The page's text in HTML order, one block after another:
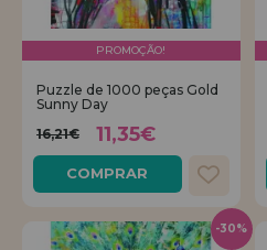
PROMOÇÃO!
Puzzle de 1000 peças Gold
Sunny Day
16,21€
11,35€
COMPRAR
-30%